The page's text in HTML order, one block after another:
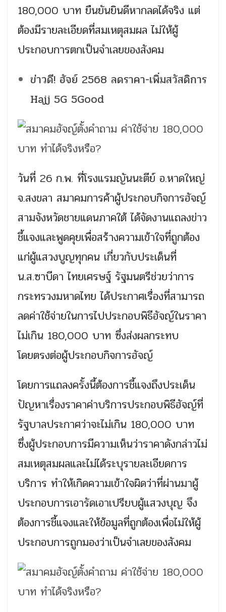
180,000 บาท ยืนยันยินดีหากลดได้จริง แต่
ต้องมีรายละเอียดที่สมเหตุสมผล ไม่ให้ผู้
ประกอบการตกเป็นจำเลยของสังคม
ข่าวดี! ฮัจย์ 2568 ลดราคา-เพิ่มสวัสดิการ
Hajj 5G 5Good
วันที่ 26 ก.พ. ที่โรงแรมญันนะตีย์ อ.หาดใหญ่
จ.สงขลา สมาคมการค้าผู้ประกอบกิจการฮัจญ์
สามจังหวัดชายแดนภาคใต้ ได้จัดงานแถลงข่าว
ชี้แจงและพูดคุยเพื่อสร้างความเข้าใจที่ถูกต้อง
แก่ผู้แสวงบูญทุกคน เกี่ยวกับประเด็นที่
น.ส.ซาบีดา ไทยเศรษฐ์ รัฐมนตรีช่วยว่าการ
กระทรวงมหาดไทย ได้ประกาศเรื่องที่สามารถ
ลดค่าใช้จ่ายในการไปประกอบพิธีฮัจญ์ในราคา
ไม่เกิน 180,000 บาท ซึ่งส่งผลกระทบ
โดยตรงต่อผู้ประกอบกิจการฮัจญ์
โดยการแถลงครั้งนี้ต้องการชี้แจงถึงประเด็น
ปัญหาเรื่องราคาค่าบริการประกอบพิธีฮัจญ์ที่
รัฐบาลประกาศว่าจะไม่เกิน 180,000 บาท
ซึ่งผู้ประกอบการมีความเห็นว่าราคาดังกล่าวไม่
สมเหตุสมผลและไม่ได้ระบุรายละเอียดการ
บริการ ทำให้เกิดความเข้าใจผิดว่าที่ผ่านมาผู้
ประกอบการเอารัดเอาเปรียบผู้แสวงบุญ จึง
ต้องการชี้แจงและให้ข้อมูลที่ถูกต้องเพื่อไม่ให้ผู้
ประกอบการถูกมองว่าเป็นจำเลยของสังคม